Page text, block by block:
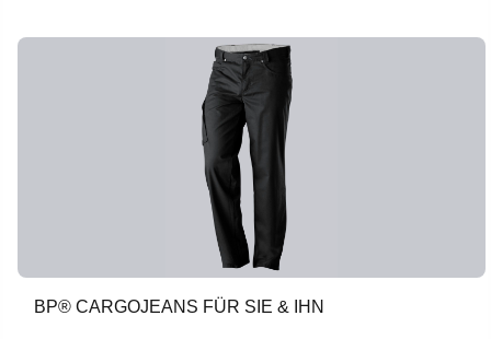
BP® CARGOJEANS FÜR SIE & IHN